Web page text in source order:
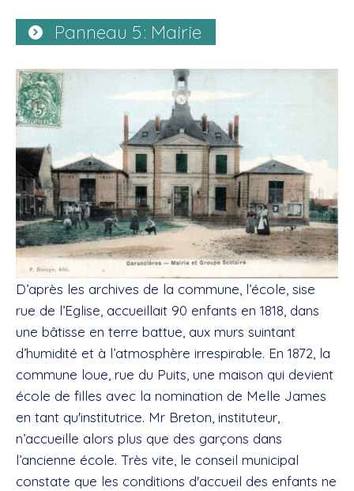
Panneau 5 : Mairie
D’après les archives de la commune, l’école, sise
rue de l’Eglise, accueillait 90 enfants en 1818, dans
une bâtisse en terre battue, aux murs suintant
d’humidité et à l’atmosphère irrespirable. En 1872, la
commune loue, rue du Puits, une maison qui devient
école de filles avec la nomination de Melle James
en tant qu'institutrice. Mr Breton, instituteur,
n’accueille alors plus que des garçons dans
l’ancienne école. Très vite, le conseil municipal
constate que les conditions d'accueil des enfants ne